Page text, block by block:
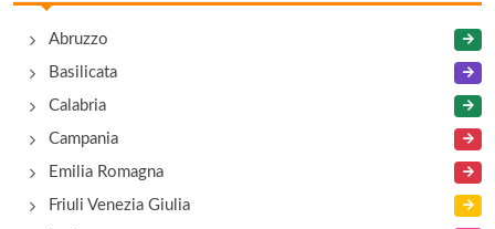
Antico Pozzo
salita Mella 26, Bellagio
Arcade
S.S. dei Giovi 40, Grandate
Abruzzo
Basilicata
Calabria
Campania
Emilia Romagna
Friuli Venezia Giulia